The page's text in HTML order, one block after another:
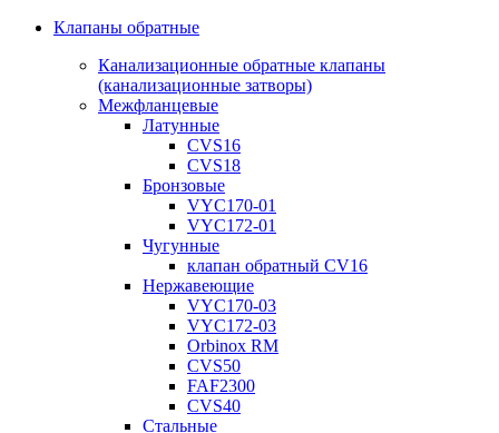
Клапаны обратные
Канализационные обратные клапаны
(канализационные затворы)
Межфланцевые
Латунные
CVS16
CVS18
Бронзовые
VYC170-01
VYC172-01
Чугунные
клапан обратный CV16
Нержавеющие
VYC170-03
VYC172-03
Orbinox RM
CVS50
FAF2300
CVS40
Стальные